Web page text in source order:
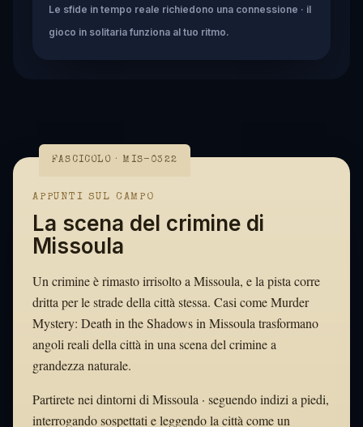
Le sfide in tempo reale richiedono una connessione · il
gioco in solitaria funziona al tuo ritmo.
FASCICOLO · MIS-0322
APPUNTI SUL CAMPO
La scena del crimine di
Missoula
Un crimine è rimasto irrisolto a Missoula, e la pista corre
dritta per le strade della città stessa. Casi come Murder
Mystery: Death in the Shadows in Missoula trasformano
angoli reali della città in una scena del crimine a
grandezza naturale.
Partirete nei dintorni di Missoula · seguendo indizi a piedi,
interrogando sospettati e leggendo la città come un